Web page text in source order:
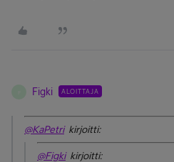
Figki ALOITTAJA
@KaPetrikirjoitti:
@Figkikirjoitti: